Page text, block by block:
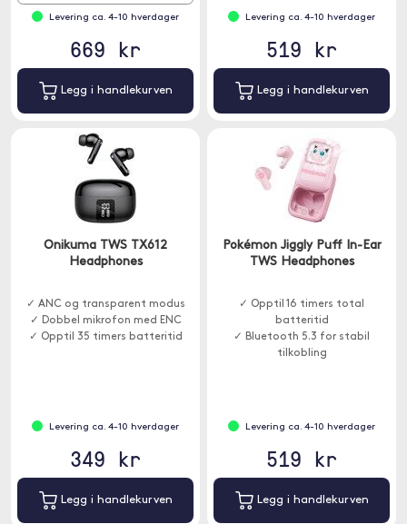
Levering ca. 4-10 hverdager
669 kr
Legg i handlekurven
Levering ca. 4-10 hverdager
519 kr
Legg i handlekurven
Onikuma TWS TX612
Headphones
✓ ANC og transparent modus
✓ Dobbel mikrofon med ENC
✓ Opptil 35 timers batteritid
Levering ca. 4-10 hverdager
349 kr
Legg i handlekurven
Pokémon Jiggly Puff In-Ear
TWS Headphones
✓ Opptil 16 timers total
batteritid
✓ Bluetooth 5.3 for stabil
tilkobling
Levering ca. 4-10 hverdager
519 kr
Legg i handlekurven